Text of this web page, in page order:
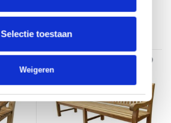
Selectie toestaan
WeigerenSale 20%